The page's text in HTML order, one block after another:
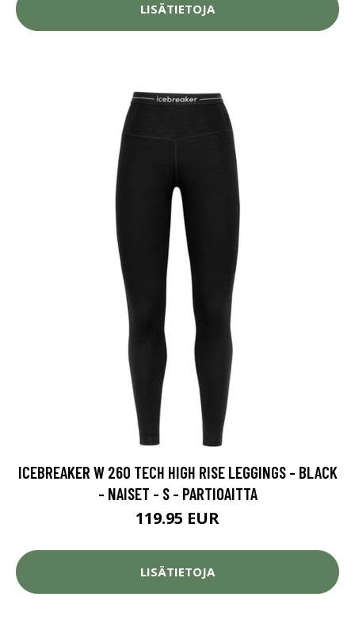
LISÄTIETOJA
ICEBREAKER W 260 TECH HIGH RISE LEGGINGS - BLACK
- NAISET - S - PARTIOAITTA
119.95 EUR
LISÄTIETOJA